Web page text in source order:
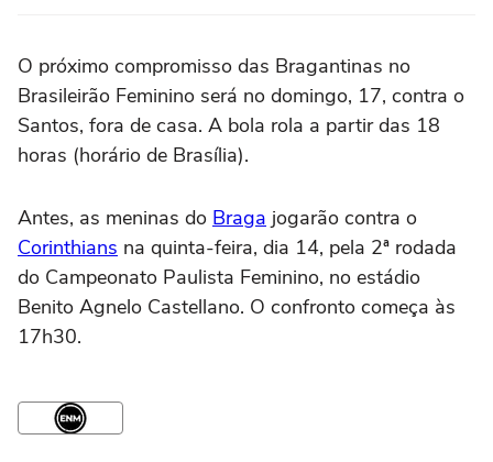
O próximo compromisso das Bragantinas no
Brasileirão Feminino será no domingo, 17, contra o
Santos, fora de casa. A bola rola a partir das 18
horas (horário de Brasília).
Antes, as meninas do Braga jogarão contra o
Corinthians na quinta-feira, dia 14, pela 2ª rodada
do Campeonato Paulista Feminino, no estádio
Benito Agnelo Castellano. O confronto começa às
17h30.